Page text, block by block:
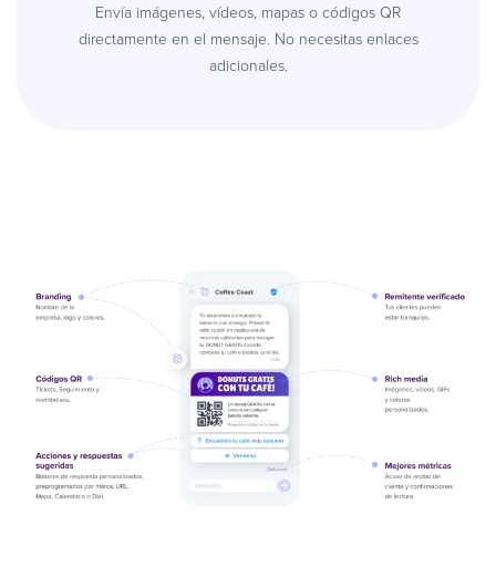
Envía imágenes, vídeos, mapas o códigos QR
directamente en el mensaje. No necesitas enlaces
adicionales.